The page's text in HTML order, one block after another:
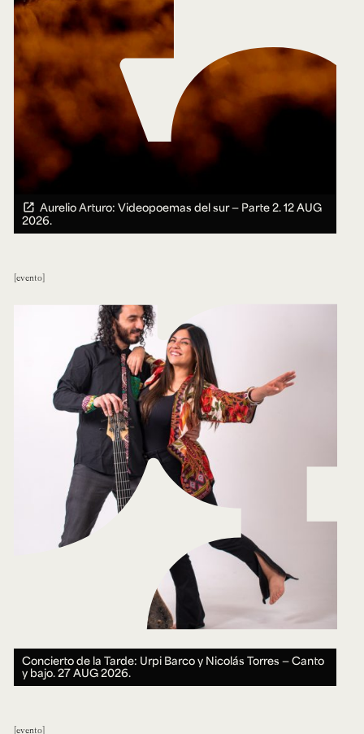
Aurelio Arturo: Videopoemas del sur — Parte 2.12 AUG
2026.
evento
Concierto de la Tarde: Urpi Barco y Nicolás Torres — Canto
y bajo.27 AUG 2026.
evento